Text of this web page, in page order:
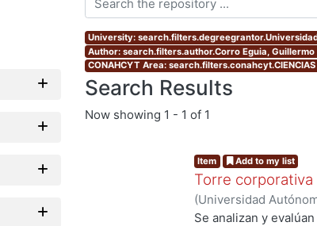
University:
Author: search.filters.author.Corro Eguia,
CONAHCYT Area: search.filters.conahcyt.CIENCIAS
Search Results
Now showing 1 - 1 of 1
Item Add to my list
Torre corporativa
(Universidad
de Servicios de
Se analizan y